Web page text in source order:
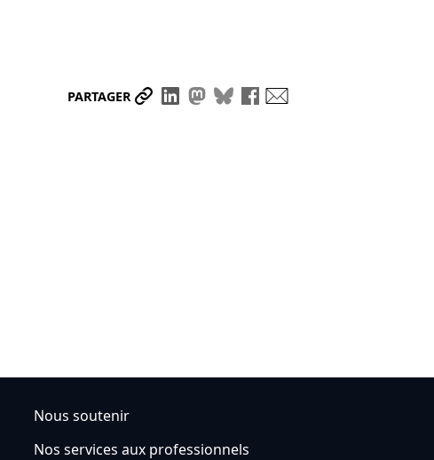
PARTAGER Partager le lien
Partager sur LinkedIn
Partager sur Mastodon
Partager sur Bluesky
Partager sur Facebook
Nous soutenir
Nos services aux professionnels